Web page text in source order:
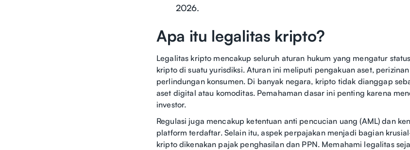
2026.
Apa itu legalitas kripto?
Legalitas kripto mencakup seluruh aturan hukum yang mengatur
kripto di suatu yurisdiksi. Aturan ini meliputi pengakuan aset,
perlindungan konsumen. Di banyak negara, kripto tidak dianggap
aset digital atau komoditas. Pemahaman dasar ini penting karena
investor.
Regulasi juga mencakup ketentuan anti pencucian uang (AML) dan
platform terdaftar. Selain itu, aspek perpajakan menjadi bagian
kripto dikenakan pajak penghasilan dan PPN. Memahami legalitas